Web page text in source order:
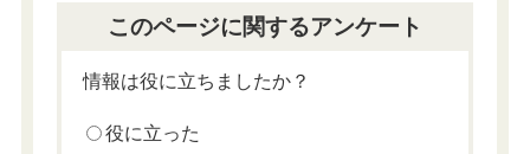
このページに関するアンケート
情報は役に立ちましたか？
役に立った